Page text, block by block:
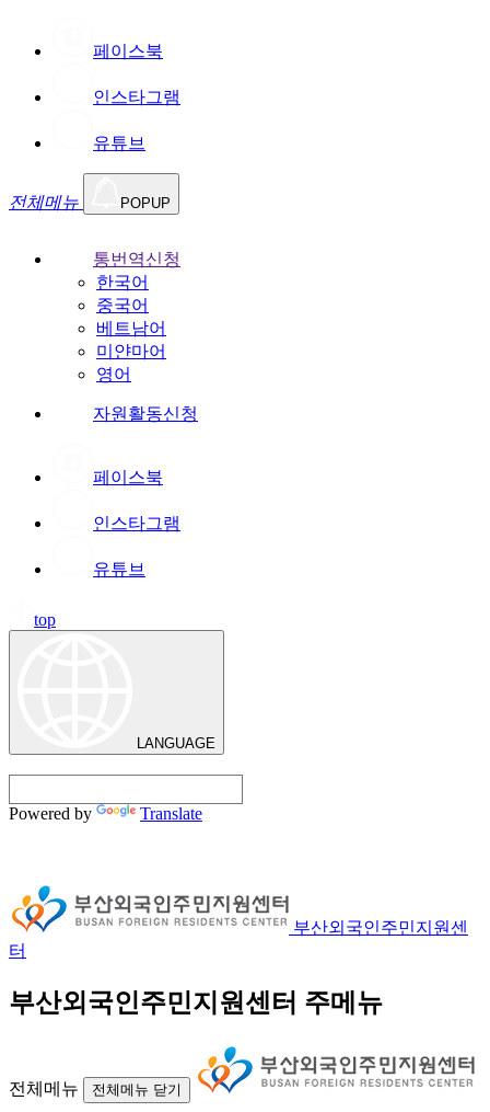
페이스북
인스타그램
유튜브
전체메뉴 POPUP
통번역신청
한국어
중국어
베트남어
미얀마어
영어
자원활동신청
페이스북
인스타그램
유튜브
top
LANGUAGE
Powered by Translate
부산외국인주민지원센
터
부산외국인주민지원센터 주메뉴
전체메뉴 전체메뉴 닫기